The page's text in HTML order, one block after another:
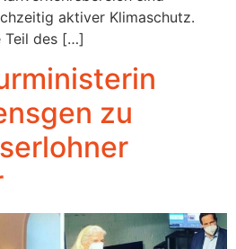
aktiver Klimaschutz.
Teil des […]
zu